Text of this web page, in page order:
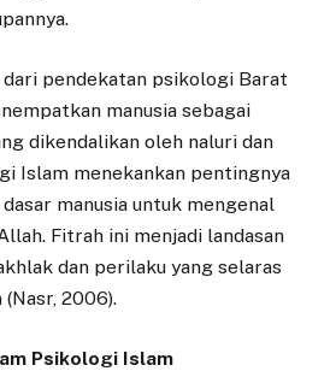
pendekatan psikologi Barat
manusia sebagai
dikendalikan oleh naluri dan
Islam menekankan pentingnya
manusia untuk mengenal
Fitrah ini menjadi landasan
dan perilaku yang selaras
2006).
Psikologi Islam